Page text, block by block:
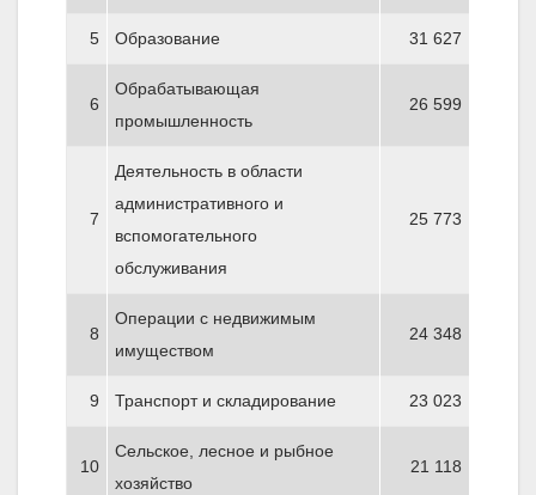
5 Образование 31 627
6
Обрабатывающая
промышленность
26 599
7
Деятельность в области
административного и
вспомогательного
обслуживания
25 773
8
Операции с недвижимым
имуществом
24 348
9 Транспорт и складирование 23 023
10
Сельское, лесное и рыбное
хозяйство
21 118